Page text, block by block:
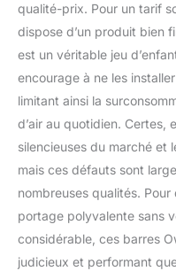
qualité-prix. Pour un tarif
dispose d’un produit bien
est un véritable jeu
encourage à ne les
limitant ainsi la
d’air au quotidien. Certes,
silencieuses du marché et
mais ces défauts sont
nombreuses qualités.
portage polyvalente sans
considérable, ces barres
judicieux et performant